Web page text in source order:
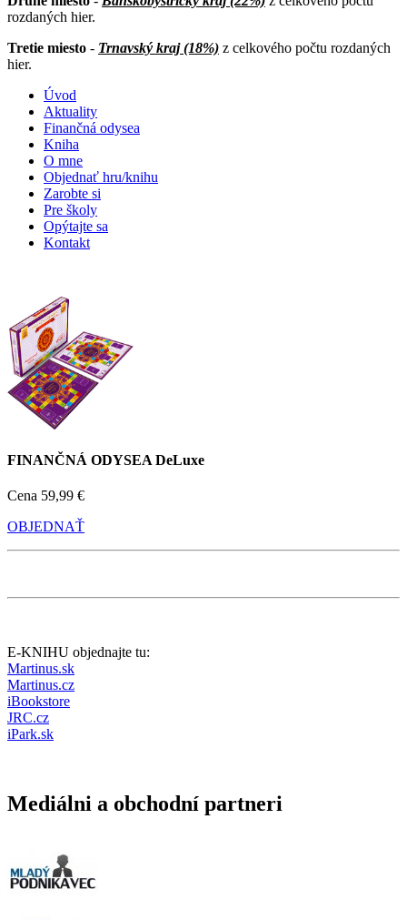
rozdaných hier.
Tretie miesto - Trnavský kraj (18%) z celkového počtu rozdaných
hier.
Úvod
Aktuality
Finančná odysea
Kniha
O mne
Objednať hru/knihu
Zarobte si
Pre školy
Opýtajte sa
Kontakt
FINANČNÁ ODYSEA DeLuxe
Cena 59,99 €
OBJEDNAŤ
E-KNIHU objednajte tu:
Martinus.sk
Martinus.cz
iBookstore
JRC.cz
iPark.sk
Mediálni a obchodní partneri